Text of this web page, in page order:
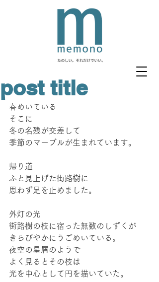
post title
春めいている
そこに
冬の名残が交差して
季節のマーブルが生まれています。
帰り道
ふと見上げた街路樹に
思わず足を止めました。
外灯の光
街路樹の枝に宿った無数のしずくが
きらびやかにうごめいている。
夜空の星屑のようで
よく見るとその枝は
光を中心として円を描いていた。